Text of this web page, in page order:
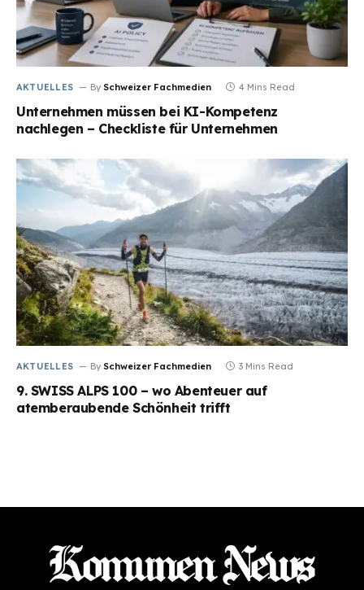
AKTUELLES By Schweizer Fachmedien 4 Mins Read
Unternehmen müssen bei KI-Kompetenz
nachlegen – Checkliste für Unternehmen
AKTUELLES By Schweizer Fachmedien 3 Mins Read
9. SWISS ALPS 100 – wo Abenteuer auf
atemberaubende Schönheit trifft